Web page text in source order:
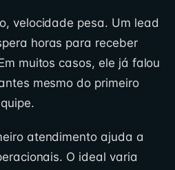
velocidade pesa. Um lead
horas para receber
muitos casos, ele já falou
mesmo do primeiro
atendimento ajuda a
O ideal varia